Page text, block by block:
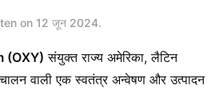
on 12 जून 2024.
(OXY) संयुक्त राज्य अमेरिका, लैटिन
वाली एक स्वतंत्र अन्वेषण और उत्पादन